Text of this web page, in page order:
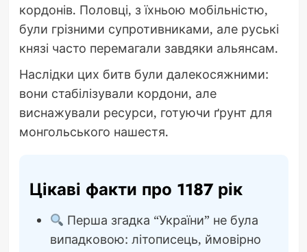
кордонів. Половці, з їхньою мобільністю,
були грізними супротивниками, але руські
князі часто перемагали завдяки альянсам.
Наслідки цих битв були далекосяжними:
вони стабілізували кордони, але
виснажували ресурси, готуючи ґрунт для
монгольського нашестя.
Цікаві факти про 1187 рік
Перша згадка “України” не була
випадковою: літописець, ймовірно